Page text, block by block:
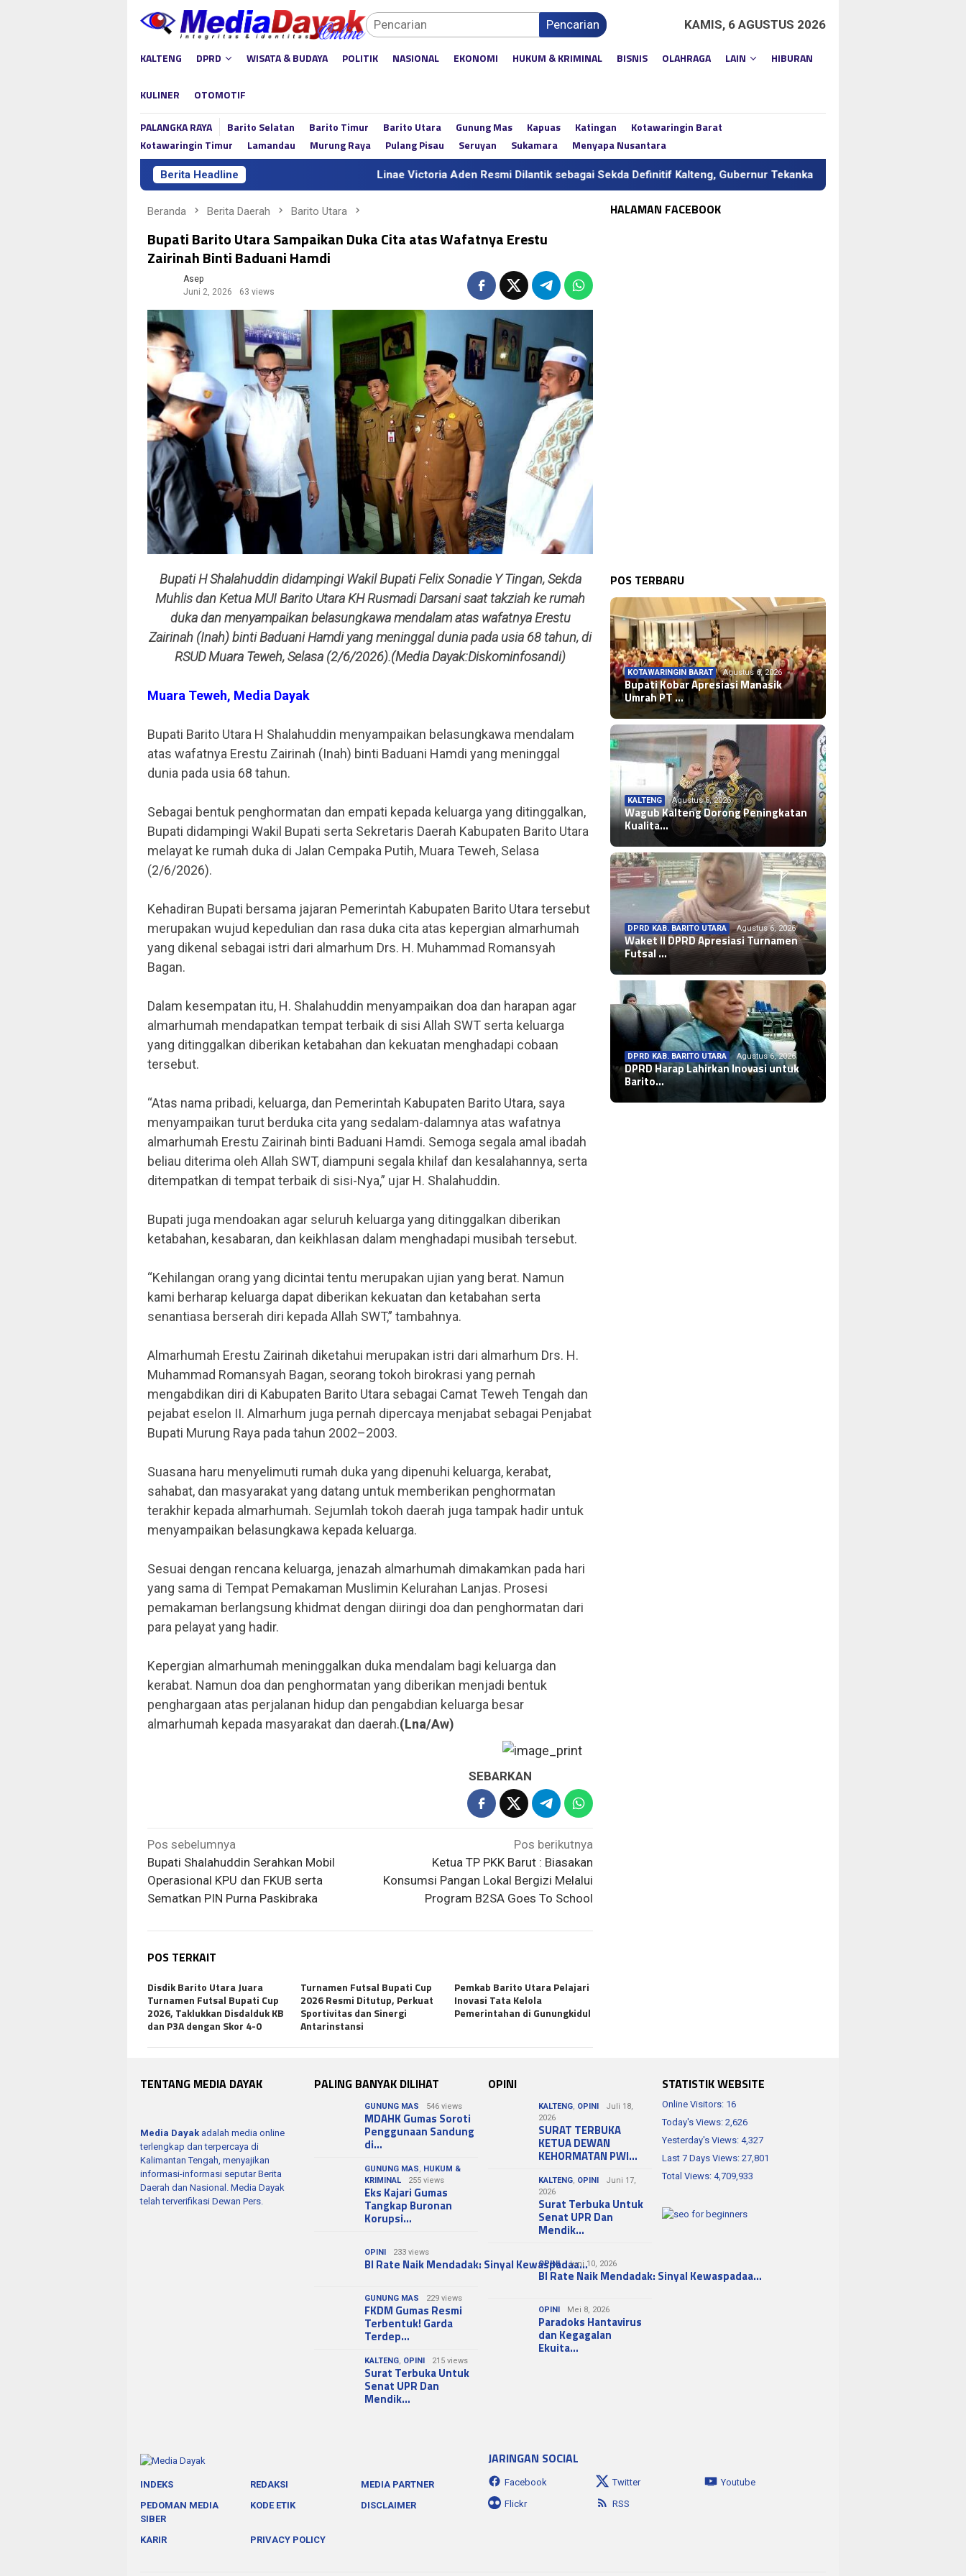
Loncat
Pencarian KAMIS, 6 AGUSTUS 2026
KALTENG DPRD WISATA & BUDAYA POLITIK NASIONAL EKONOMI HUKUM & KRIMINAL BISNIS OLAHRAGA LAIN HIBURAN
KULINER OTOMOTIF
PALANGKA RAYA Barito Selatan Barito Timur Barito Utara Gunung Mas Kapuas Katingan
Kotawaringin Barat
Kotawaringin Timur
Lamandau Murung Raya Pulang Pisau Seruyan Sukamara Menyapa Nusantara
Berita Headline Linae Victoria Aden Resmi Dilantik sebagai Sekda Definitif Kalteng, Gubernur Tekankan Kerja Keras dan Kolaborasi
Beranda Berita Daerah Barito Utara
Bupati Barito Utara Sampaikan Duka Cita atas Wafatnya Erestu
Zairinah Binti Baduani Hamdi
Asep
Juni 2, 2026
63 views
Bupati H Shalahuddin didampingi Wakil Bupati Felix Sonadie Y Tingan, Sekda
Muhlis dan Ketua MUI Barito Utara KH Rusmadi Darsani saat takziah ke rumah
duka dan menyampaikan belasungkawa mendalam atas wafatnya Erestu
Zairinah (Inah) binti Baduani Hamdi yang meninggal dunia pada usia 68 tahun, di
RSUD Muara Teweh, Selasa (2/6/2026).(Media Dayak:Diskominfosandi)
Muara Teweh, Media Dayak
Bupati Barito Utara H Shalahuddin menyampaikan belasungkawa mendalam
atas wafatnya Erestu Zairinah (Inah) binti Baduani Hamdi yang meninggal
dunia pada usia 68 tahun.
Sebagai bentuk penghormatan dan empati kepada keluarga yang ditinggalkan,
Bupati didampingi Wakil Bupati serta Sekretaris Daerah Kabupaten Barito Utara
melayat ke rumah duka di Jalan Cempaka Putih, Muara Teweh, Selasa
(2/6/2026).
Kehadiran Bupati bersama jajaran Pemerintah Kabupaten Barito Utara tersebut
merupakan wujud kepedulian dan rasa duka cita atas kepergian almarhumah
yang dikenal sebagai istri dari almarhum Drs. H. Muhammad Romansyah
Bagan.
Dalam kesempatan itu, H. Shalahuddin menyampaikan doa dan harapan agar
almarhumah mendapatkan tempat terbaik di sisi Allah SWT serta keluarga
yang ditinggalkan diberikan ketabahan dan kekuatan menghadapi cobaan
tersebut.
“Atas nama pribadi, keluarga, dan Pemerintah Kabupaten Barito Utara, saya
menyampaikan turut berduka cita yang sedalam-dalamnya atas wafatnya
almarhumah Erestu Zairinah binti Baduani Hamdi. Semoga segala amal ibadah
beliau diterima oleh Allah SWT, diampuni segala khilaf dan kesalahannya, serta
ditempatkan di tempat terbaik di sisi-Nya,” ujar H. Shalahuddin.
Bupati juga mendoakan agar seluruh keluarga yang ditinggalkan diberikan
ketabahan, kesabaran, dan keikhlasan dalam menghadapi musibah tersebut.
“Kehilangan orang yang dicintai tentu merupakan ujian yang berat. Namun
kami berharap keluarga dapat diberikan kekuatan dan ketabahan serta
senantiasa berserah diri kepada Allah SWT,” tambahnya.
Almarhumah Erestu Zairinah diketahui merupakan istri dari almarhum Drs. H.
Muhammad Romansyah Bagan, seorang tokoh birokrasi yang pernah
mengabdikan diri di Kabupaten Barito Utara sebagai Camat Teweh Tengah dan
pejabat eselon II. Almarhum juga pernah dipercaya menjabat sebagai Penjabat
Bupati Murung Raya pada tahun 2002–2003.
Suasana haru menyelimuti rumah duka yang dipenuhi keluarga, kerabat,
sahabat, dan masyarakat yang datang untuk memberikan penghormatan
terakhir kepada almarhumah. Sejumlah tokoh daerah juga tampak hadir untuk
menyampaikan belasungkawa kepada keluarga.
Sesuai dengan rencana keluarga, jenazah almarhumah dimakamkan pada hari
yang sama di Tempat Pemakaman Muslimin Kelurahan Lanjas. Prosesi
pemakaman berlangsung khidmat dengan diiringi doa dan penghormatan dari
para pelayat yang hadir.
Kepergian almarhumah meninggalkan duka mendalam bagi keluarga dan
kerabat. Namun doa dan penghormatan yang diberikan menjadi bentuk
penghargaan atas perjalanan hidup dan pengabdian keluarga besar
almarhumah kepada masyarakat dan daerah.(Lna/Aw)
SEBARKAN
Navigasi
pos
Pos sebelumnya
Bupati Shalahuddin Serahkan Mobil
Operasional KPU dan FKUB serta
Sematkan PIN Purna Paskibraka
Pos berikutnya
Ketua TP PKK Barut : Biasakan
Konsumsi Pangan Lokal Bergizi Melalui
Program B2SA Goes To School
POS TERKAIT
Disdik Barito Utara Juara
Turnamen Futsal Bupati Cup
2026, Taklukkan Disdalduk KB
dan P3A dengan Skor 4-0
Turnamen Futsal Bupati Cup
2026 Resmi Ditutup, Perkuat
Sportivitas dan Sinergi
Antarinstansi
Pemkab Barito Utara Pelajari
Inovasi Tata Kelola
Pemerintahan di Gunungkidul
HALAMAN FACEBOOK
POS TERBARU
KOTAWARINGIN BARAT Agustus 6, 2026
Bupati Kobar Apresiasi Manasik
Umrah PT …
KALTENG Agustus 6, 2026
Wagub Kalteng Dorong Peningkatan
Kualita…
DPRD KAB. BARITO UTARA Agustus 6, 2026
Waket II DPRD Apresiasi Turnamen
Futsal …
DPRD KAB. BARITO UTARA Agustus 6, 2026
DPRD Harap Lahirkan Inovasi untuk
Barito…
DPRD KAB. BARITO UTARA Agustus 6, 2026
Permudah Warga Miliki Dokumen
Kependuduk…
TENTANG MEDIA DAYAK
Media Dayak adalah media online
terlengkap dan terpercaya di
Kalimantan Tengah, menyajikan
informasi-informasi seputar Berita
Daerah dan Nasional. Media Dayak
telah terverifikasi Dewan Pers.
PALING BANYAK DILIHAT
GUNUNG MAS 546 views
MDAHK Gumas Soroti
Penggunaan Sandung
di…
GUNUNG MAS, HUKUM &
KRIMINAL
255 views
Eks Kajari Gumas
Tangkap Buronan
Korupsi…
OPINI 233 views
BI Rate Naik Mendadak: Sinyal Kewaspadaa…
GUNUNG MAS 229 views
FKDM Gumas Resmi
Terbentuk! Garda
Terdep…
KALTENG, OPINI 215 views
Surat Terbuka Untuk
Senat UPR Dan
Mendik…
OPINI
KALTENG, OPINI
Juli 18,
2026
SURAT TERBUKA
KETUA DEWAN
KEHORMATAN PWI…
KALTENG, OPINI
Juni 17,
2026
Surat Terbuka Untuk
Senat UPR Dan
Mendik…
OPINI Juni 10, 2026
BI Rate Naik Mendadak: Sinyal Kewaspadaa…
OPINI Mei 8, 2026
Paradoks Hantavirus
dan Kegagalan
Ekuita…
STATISTIK WEBSITE
Online Visitors: 16
Today's Views: 2,626
Yesterday's Views: 4,327
Last 7 Days Views: 27,801
Total Views: 4,709,933
INDEKS REDAKSI
MEDIA PARTNER
PEDOMAN MEDIA
SIBER
KODE ETIK DISCLAIMER
KARIR PRIVACY POLICY
JARINGAN SOCIAL
Facebook Twitter
Youtube
Flickr
RSS